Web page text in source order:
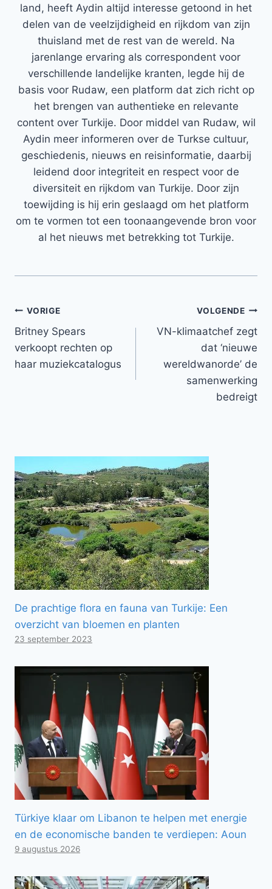
land, heeft Aydin altijd interesse getoond in het
delen van de veelzijdigheid en rijkdom van zijn
thuisland met de rest van de wereld. Na
jarenlange ervaring als correspondent voor
verschillende landelijke kranten, legde hij de
basis voor Rudaw, een platform dat zich richt op
het brengen van authentieke en relevante
content over Turkije. Door middel van Rudaw, wil
Aydin meer informeren over de Turkse cultuur,
geschiedenis, nieuws en reisinformatie, daarbij
leidend door integriteit en respect voor de
diversiteit en rijkdom van Turkije. Door zijn
toewijding is hij erin geslaagd om het platform
om te vormen tot een toonaangevende bron voor
al het nieuws met betrekking tot Turkije.
Bericht
navigatie
VORIGE
Britney Spears
verkoopt rechten op
haar muziekcatalogus
VOLGENDE
VN-klimaatchef zegt
dat ‘nieuwe
wereldwanorde’ de
samenwerking
bedreigt
De prachtige flora en fauna van Turkije: Een
overzicht van bloemen en planten
23 september 2023
Türkiye klaar om Libanon te helpen met energie
en de economische banden te verdiepen: Aoun
9 augustus 2026